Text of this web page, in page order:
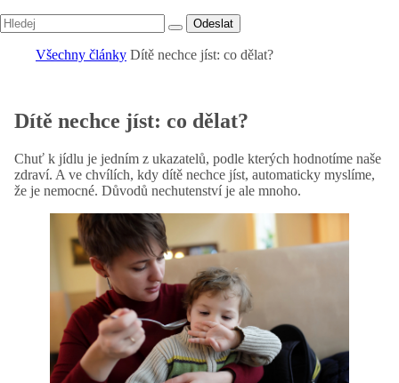
Odeslat
Všechny články Dítě nechce jíst: co dělat?
Dítě nechce jíst: co dělat?
Chuť k jídlu je jedním z ukazatelů, podle kterých hodnotíme naše
zdraví. A ve chvílích, kdy dítě nechce jíst, automaticky myslíme,
že je nemocné. Důvodů nechutenství je ale mnoho.